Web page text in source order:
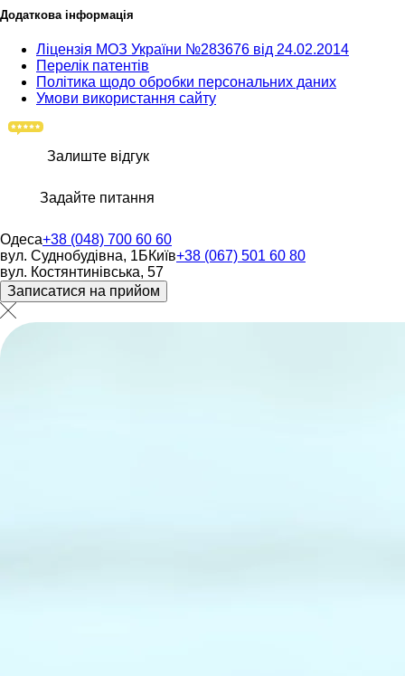
Додаткова інформація
Ліцензія МОЗ України №283676 від 24.02.2014
Перелік патентів
Політика щодо обробки персональних даних
Умови використання сайту
Залиште відгук
Задайте питання
Одеса+38 (048) 700 60 60
вул. Суднобудівна, 1БКиїв+38 (067) 501 60 80
вул. Костянтинівська, 57
Записатися на прийом